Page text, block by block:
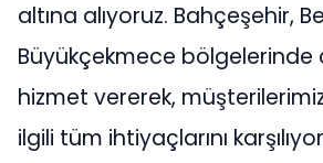
altına alıyoruz. Bahçeşehir,
Büyükçekmece bölgelerinde
hizmet vererek,
ilgili tüm ihtiyaçlarını